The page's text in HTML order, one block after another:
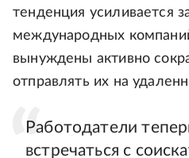
тенденция усиливается
международных
вынуждены активно
отправлять их на
Работодатели
встречаться с